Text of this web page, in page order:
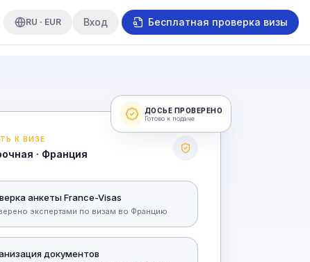
RU · EUR Вход Бесплатная проверка визы
К ВИЗЕ
· Франция
анкеты France-Visas
экспертами по визам во Францию
документов
ДОСЬЕ ПРОВЕРЕНО
Готово к подаче